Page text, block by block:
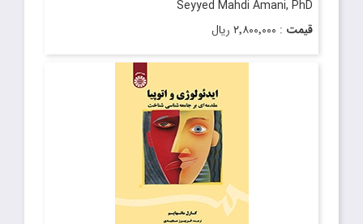
Seyyed Mahdi Amani, PhD
قیمت : ۲٬۸۰۰٬۰۰۰ ریال
: بهمن ۱۴۰۴